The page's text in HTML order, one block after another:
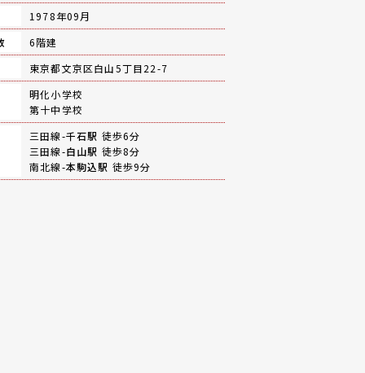
1978年09月
6階建
東京都文京区白山5丁目22-7
明化小学校
第十中学校
三田線-千石駅 徒歩6分
三田線-白山駅 徒歩8分
南北線-本駒込駅 徒歩9分